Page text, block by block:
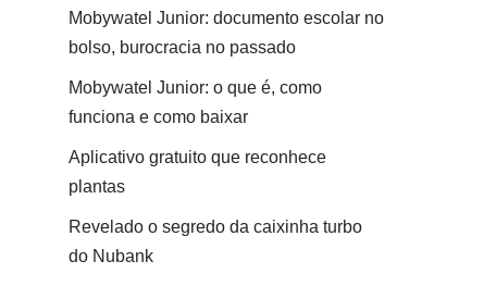
Mobywatel Junior: documento escolar no
bolso, burocracia no passado
Mobywatel Junior: o que é, como
funciona e como baixar
Aplicativo gratuito que reconhece
plantas
Revelado o segredo da caixinha turbo
do Nubank